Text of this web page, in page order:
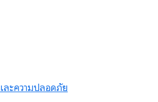
ละความปลอดภัย